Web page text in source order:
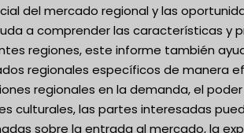
del mercado regional y las
a comprender las características y
regiones, este informe también
regionales específicos de manera
regionales en la demanda, el
culturales, las partes interesadas
sobre la entrada al mercado, la